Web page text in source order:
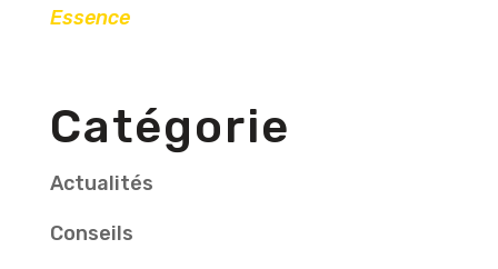
Essence
Catégorie
Actualités
Conseils